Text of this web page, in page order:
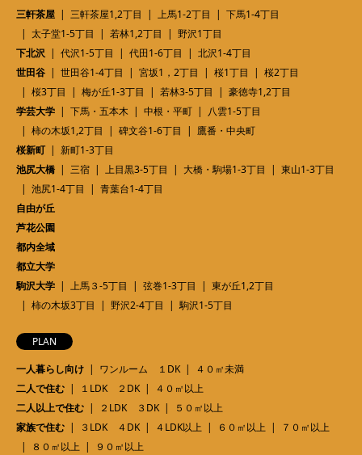
三軒茶屋
三軒茶屋1,2丁目 上馬1-2丁目
下馬1-4丁目
太子堂1-5丁目
若林1,2丁目
野沢1丁目
下北沢
代沢1-5丁目 代田1-6丁目
北沢1-4丁目
世田谷
世田谷1-4丁目 宮坂1，2丁目 桜1丁目
桜2丁目
桜3丁目
梅が丘1-3丁目 若林3-5丁目
豪徳寺1,2丁目
学芸大学
下馬・五本木 中根・平町
八雲1-5丁目
柿の木坂1,2丁目
碑文谷1-6丁目
鷹番・中央町
桜新町
新町1-3丁目
池尻大橋
三宿 上目黒3-5丁目 大橋・駒場1-3丁目
東山1-3丁目
池尻1-4丁目
青葉台1-4丁目
自由が丘
芦花公園
都内全域
都立大学
駒沢大学
上馬３-5丁目 弦巻1-3丁目
東が丘1,2丁目
柿の木坂3丁目
野沢2-4丁目 駒沢1-5丁目
PLAN
一人暮らし向け
ワンルーム １DK
４０㎡未満
二人で住む
１LDK ２DK
４０㎡以上
二人以上で住む
２LDK ３DK
５０㎡以上
家族で住む
３LDK ４DK ４LDK以上 ６０㎡以上
７０㎡以上
８０㎡以上
９０㎡以上